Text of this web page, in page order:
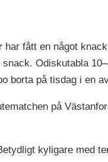
har fått en något
Odiskutabla
borta på tisdag i en
på
kyligare med